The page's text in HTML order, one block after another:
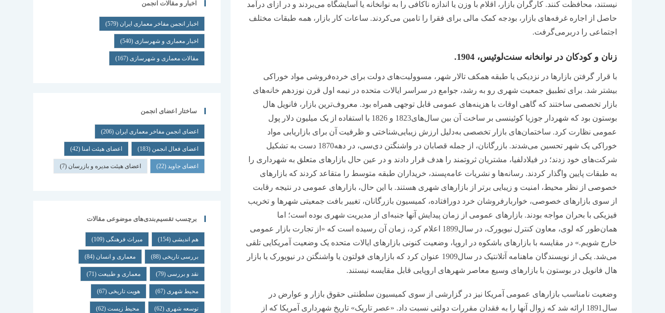
نیستند، محافظت کنند. کارگران بازار، اقلام با وزن یا اندازه ناکافی را به نوانخانه یا آسایشگاه می‌بردند و در ازای درآمد
حاصل از اجاره غرفه‌های بازار، بودجه کمک مالی برای فقرا را تامین می‌کردند. ساعات کار بازار، همه طبقات مختلف
اجتماعی را دربرمی‌گرفت.
زنان و کودکان در نوانخانه سنت‌لوئیس، 1904.
با قرار گرفتن بازارها در نزدیکی یا طبقه همکف تالار شهر، مسوولیت‌های دولت برای خرده‌فروشی مواد خوراکی
بیشتر شد. برای تطبیق جمعیت شهری رو به رشد، جوامع در سراسر ایالات متحده در نیمه اول قرن نوزدهم خانه‌های
بازار تخصصی ساختند که گاهی اوقات با هزینه‌های عمومی قابل توجهی همراه بود. معروف‌ترین بازار، فانویل هال
بوستون بود که شهردار جوزیا کوئینسی بر ساخت آن بین سال‌های1823 و 1826 با استفاده از یک میلیون دلار پول
عمومی نظارت کرد. ساختمان‌های بازار تخصصی به‌دلیل ارزش زیبایی‌شناختی و ظرفیت آن برای بازاریابی مواد
خوراکی یک شهر تحسین‌ می‌شدند. بازرگانان، از جمله قصابان در واشنگتن دی‌سی، در دهه1870 دست به تشکیل
شرکت‌های خود زدند؛ در فیلادلفیا، مشتریان ثروتمند را هدف قرار دادند و در عین حال بازارهای متعلق به شهرداری را
به طبقات پایین واگذار کردند. رسانه‌ها و نشریات عامه‌پسند، خریداران طبقه متوسط را متقاعد کردند که بازارهای
خصوصی از نظر محیط، امنیت و زیبایی برتر از بازارهای شهری هستند. با این حال، بازارهای عمومی در نتیجه رقابت
از سوی بازارهای خصوصی، خواربارفروشان خرد دورافتاده، کمیسیون بازرگانان، تغییر بافت جمعیتی شهرها و تخریب
فیزیکی با بحران مواجه بودند. بازارهای عمومی از زمان پیدایش آنها جنبه‌ای از مدیریت شهری بوده است؛ اما
همان‌طور که لوی، معاون کنترل نیویورک، در سال1899 اعلام کرد، زمان آن رسیده است که «از تجارت بازار عمومی
خارج شویم.» در مقایسه با بازارهای باشکوه در اروپا، وضعیت کنونی بازارهای ایالات متحده یک وضعیت آمریکایی تلقی
می‌شد. یکی از نویسندگان ماهنامه آتلانتیک در سال1909 عنوان کرد که بازارهای فولتون یا واشنگتن در نیویورک یا بازار
هال فانویل در بوستون با بازارهای وسیع معاصر شهرهای اروپایی قابل مقایسه نیستند.
وضعیت نامناسب بازارهای عمومی آمریکا نیز در گزارشی از سوی کمیسیون سلطنتی حقوق بازار و عوارض در
سال1891 ارائه شد که زوال آنها را به فقدان مقررات دولتی نسبت داد. «عصر تاریک» تاریخ شهرداری آمریکا که از
اخبار و مقالات انجمن
اخبار انجمن مفاخر معماری ایران (579)
اخبار معماری و شهرسازی(540)
مقالات معماری و شهرسازی(167)
ساختار اعضای انجمن
اعضای انجمن مفاخر معماری ایران (206)
اعضای فعال انجمن (183) اعضای هیئت امنا (42)
اعضای جاوید(22) اعضای هیئت مدیره و بازرسان (7)
برچسب تقسیم‌بندی‌های موضوعی مقالات
هم اندیشی(154) میراث فرهنگی(109)
بررسی تاریخی(88) معماری و انسان (84)
نقد و بررسی(79) معماری و طبیعت(71)
محیط شهری(67) هویت تاریخی(67)
توسعه شهری(62) محیط زیست(62)